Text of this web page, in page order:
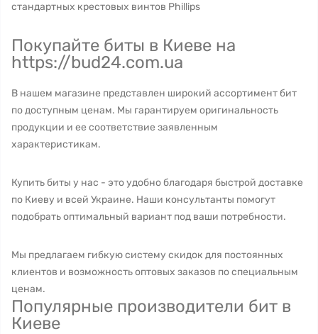
стандартных крестовых винтов Phillips
Покупайте биты в Киеве на
https://bud24.com.ua
В нашем магазине представлен широкий ассортимент бит
по доступным ценам. Мы гарантируем оригинальность
продукции и ее соответствие заявленным
характеристикам.
Купить биты у нас - это удобно благодаря быстрой доставке
по Киеву и всей Украине. Наши консультанты помогут
подобрать оптимальный вариант под ваши потребности.
Мы предлагаем гибкую систему скидок для постоянных
клиентов и возможность оптовых заказов по специальным
ценам.
Популярные производители бит в
Киеве